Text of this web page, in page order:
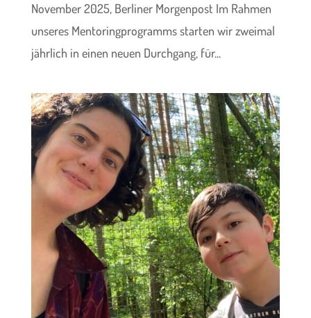
November 2025, Berliner Morgenpost Im Rahmen
unseres Mentoringprogramms starten wir zweimal
jährlich in einen neuen Durchgang, für...